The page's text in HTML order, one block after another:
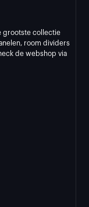
grootste collectie
room dividers
de webshop via